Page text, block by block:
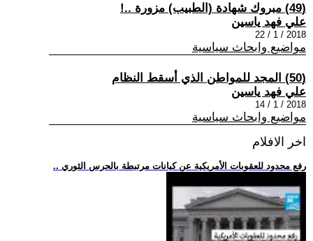
(49) مبروك شهادة (الطبيب) مزورة ..!
علي فهد ياسين
2018 / 1 / 22
مواضيع وابحاث سياسية
(50) المجد للمواطن الذي أسقط النظام
علي فهد ياسين
2018 / 1 / 14
مواضيع وابحاث سياسية
اخر الافلام
.. رفع محدود للعقوبات الأمريكية عن كيانات مرتبطة بالحرس الثوري